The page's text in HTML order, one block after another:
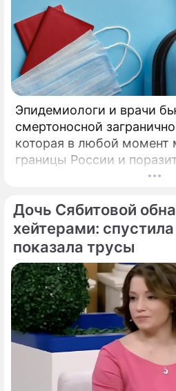
Эпидемиологи и врачи
смертоносной
которая в любой момент
границы России и
подозревающих граждан.
угрозе: в страну могут
и смертоносный вирус
Дочь Сябитовой
хейтерами:
показала трусы